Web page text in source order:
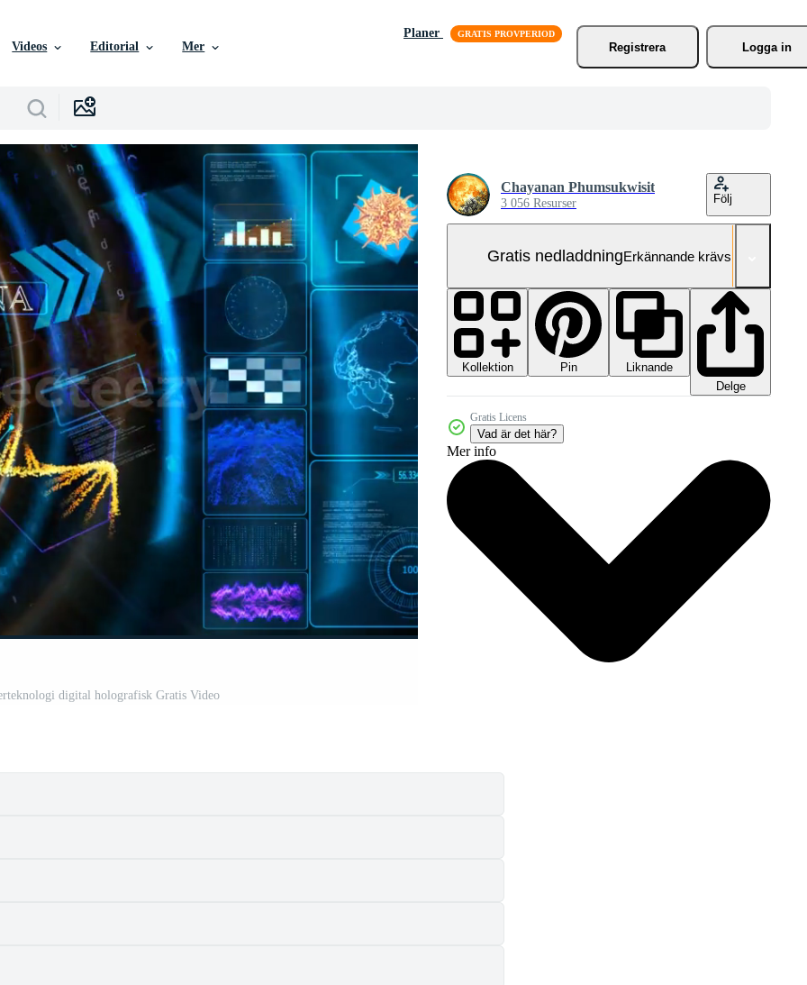
Videos Editorial Mer
Planer
Registrera
Logga in
digital holografisk Gratis Video
Chayanan Phumsukwisit
3 056 Resurser Följ
Gratis nedladdningErkännande krävs
Kollektion Pin
Liknande
Delge
Gratis Licens
Vad är det här?
Mer info